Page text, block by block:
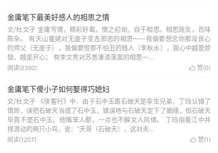
金庸笔下最美好感人的相思之情
文/杜文子 金庸写情，精彩好看。情之初始，自于相思。相思既生，百味
陈杂。 有天山童姥对无崖子变态邪恶的相思——我偏要想念你那没良心
的师父（无崖子），我偏要恨那不怕丑的贱人（李秋水），我心中越是烦
恼，越是开心； 有李文秀对苏普凄清落寞的相思—...
 赞(0)
阅读(2392)
金庸笔下傻小子如何娶得巧媳妇
文/杜文子 《侠客行》中，由于石中玉跟石破天是孪生兄弟，丁珰认错了
情郎，误把石破天当成了石中玉，错误地与石破天定下了姻缘，但石破天
毕竟不是石中玉，他嘴笨人憨，一点也不解女人风情。 丁珰指着江中并
排游动的两只小鸟，说：“天哥（石破天），这对夫...
 赞(1 )
阅读(1207)